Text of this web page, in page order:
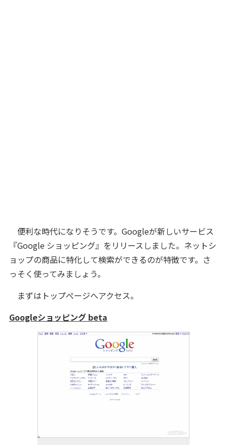
便利な時代になりそうです。Googleが新しいサービス
『Google ショッピング』をリリースしました。ネットシ
ョップの商品に特化して検索ができるのが特徴です。さ
っそく使ってみましょう。
まずはトップぺージへアクセス。
Googleショッピング beta